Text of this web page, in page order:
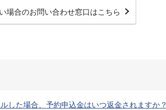
場合のお問い合わせ窓口はこちら
した場合、予約申込金はいつ返金されますか？